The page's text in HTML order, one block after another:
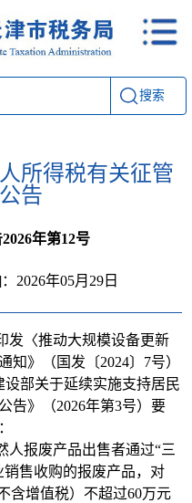
搜索
所得税有关征管
告
年第12号
2026年05月29日
〈推动大规模设备更新
》（国发〔2024〕7号）
部关于延续实施支持居民
告》（2026年第3号）要
报废产品出售者通过“三
售收购的报废产品，对
含增值税）不超过60万元